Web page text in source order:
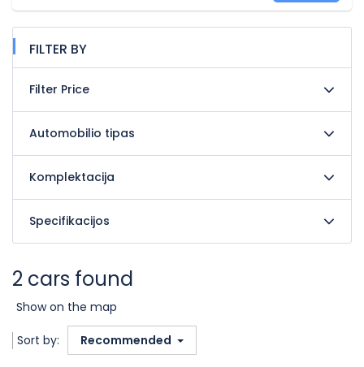
FILTER BY
Filter Price
Automobilio tipas
Komplektacija
Specifikacijos
2 cars found
Show on the map
Sort by: Recommended